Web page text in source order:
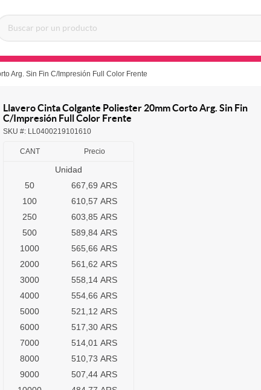
Arg. Sin Fin C/Impresión Full Color Frente
Llavero Cinta Colgante Poliester 20mm Corto Arg. Sin Fin
C/Impresión Full Color Frente
SKU #: LL0400219101610
CANT Precio
Unidad
50
667,69 ARS
100
610,57 ARS
250
603,85 ARS
500
589,84 ARS
1000
565,66 ARS
2000
561,62 ARS
3000
558,14 ARS
4000
554,66 ARS
5000
521,12 ARS
6000
517,30 ARS
7000
514,01 ARS
8000
510,73 ARS
9000
507,44 ARS